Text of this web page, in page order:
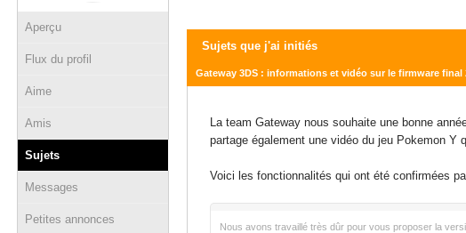
Aperçu
Flux du profil
Aime
Amis
Sujets
Messages
Petites annonces
Sujets que j'ai initiés
Gateway 3DS : informations et vidéo sur le firmware final
La team Gateway nous souhaite une bonne
partage également une vidéo du jeu Pokemon Y
Voici les fonctionnalités qui ont été confirmées
Nous avons travaillé très dûr pour vous proposer la